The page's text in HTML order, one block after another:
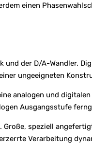
einen
der D/A-Wandler.
ungeeigneten
analogen und
Ausgangsstufe
speziell
Verarbeitung